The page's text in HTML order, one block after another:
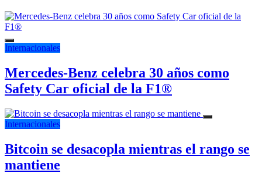
Internacionales
Mercedes-Benz celebra 30 años como
Safety Car oficial de la F1®
Internacionales
Bitcoin se desacopla mientras el rango se
mantiene